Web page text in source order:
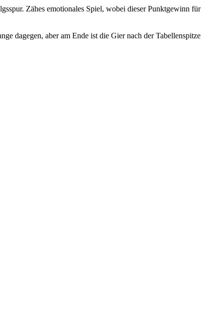
Zähes emotionales Spiel, wobei dieser Punktgewinn für
dagegen, aber am Ende ist die Gier nach der Tabellenspitze